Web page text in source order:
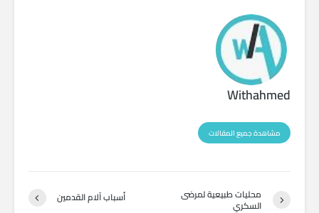
Withahmed
مشاهدة جميع المقالات
أسباب آلام القدمين محليات طبيعية لمرضى
السكري